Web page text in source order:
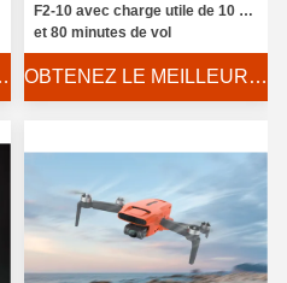
PRIX
F2-10 avec charge utile de 10 kg
et 80 minutes de vol
OBTENEZ LE MEILLEUR PRIX